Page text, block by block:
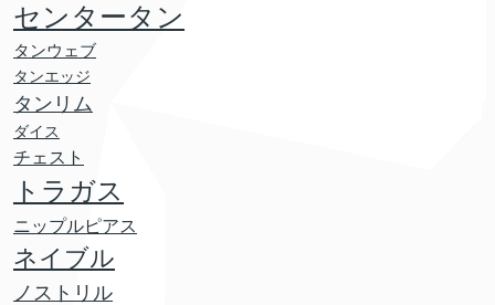
センタータン
タンウェブ
タンエッジ
タンリム
ダイス
チェスト
トラガス
ニップルピアス
ネイブル
ノストリル